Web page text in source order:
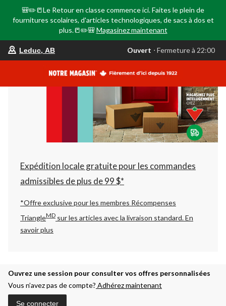
🎒✏️📒Le Retour en classe commence ici. Faites le plein de
fournitures scolaires, d'articles technologiques, de sacs à dos et
plus.📒✏️🎒 Magasinez maintenant
votre
est
AB,
Ouvert,
Fermeture
à
22:00
changer
Leduc, AB Ouvert ⋅ Fermeture à 22:00
Expédition locale gratuite pour les commandes
admissibles de plus de 99 $*
*Offre exclusive pour les membres Récompenses
TriangleMD sur les articles avec la livraison standard.En
savoir plus
Ouvrez une session pour consulter vos offres personnalisées
Vous n’avez pas de compte? Adhérez maintenant
Se connecter